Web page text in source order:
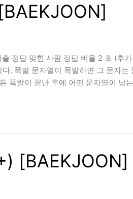
정답 맞힌 사람 정답 비율 2 초 (추
. 폭발 문자열이 폭발하면 그 문자는
폭발이 끝난 후에 어떤 문자열이 남
[BAEKJOON]